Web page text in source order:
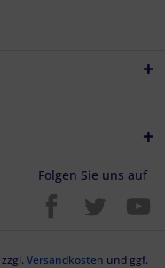
Folgen Sie uns auf
Versandkosten und ggf.